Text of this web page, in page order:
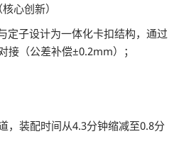
心创新）
定子设计为一体化卡扣结构，通过
接（公差补偿±0.2mm）；
，装配时间从4.3分钟缩减至0.8分